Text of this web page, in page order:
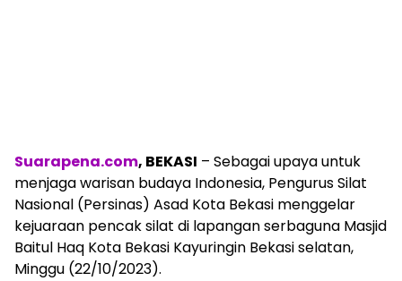
Suarapena.com, BEKASI – Sebagai upaya untuk
menjaga warisan budaya Indonesia, Pengurus Silat
Nasional (Persinas) Asad Kota Bekasi menggelar
kejuaraan pencak silat di lapangan serbaguna Masjid
Baitul Haq Kota Bekasi Kayuringin Bekasi selatan,
Minggu (22/10/2023).